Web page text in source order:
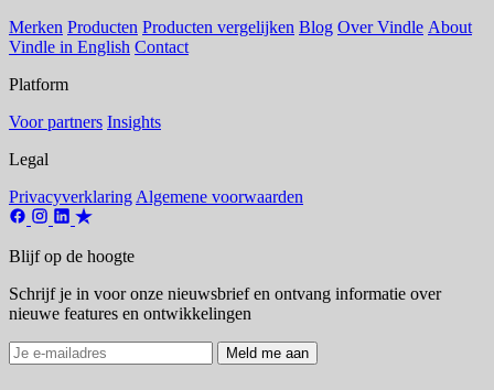
Merken Producten Producten vergelijken Blog Over Vindle About
Vindle in English Contact
Platform
Voor partners Insights
Legal
Privacyverklaring Algemene voorwaarden
Blijf op de hoogte
Schrijf je in voor onze nieuwsbrief en ontvang informatie over
nieuwe features en ontwikkelingen
Meld me aan